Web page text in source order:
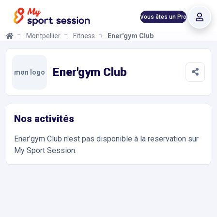
Vous êtes un Pro
Montpellier Fitness Ener'gym Club
mon logo Ener'gym Club
Nos activités
Ener'gym Club n'est pas disponible à la reservation sur
My Sport Session.